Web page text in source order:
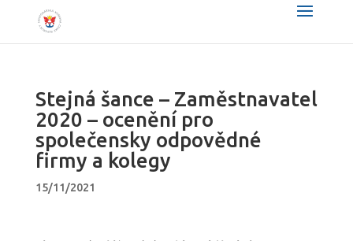
Stejná šance – Zaměstnavatel
2020 – ocenění pro
společensky odpovědné
firmy a kolegy
15/11/2021